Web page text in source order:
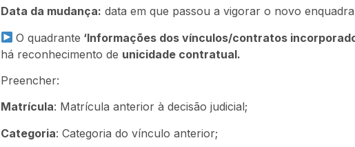
Data da mudança: data em que passou a vigorar o novo
O quadrante ‘Informações dos vínculos/contratos
há reconhecimento de unicidade contratual.
Preencher:
Matrícula: Matrícula anterior à decisão judicial;
Categoria: Categoria do vínculo anterior;